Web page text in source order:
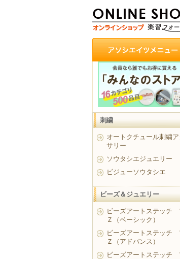
刺繍
オートクチュール刺繍ア
サリー
ソウタシエジュエリー
ビジューソウタシエ
ビーズ＆ジュエリー
ビーズアートステッチ
Ｚ（ベーシック）
ビーズアートステッチ
Ｚ（アドバンス）
ビーズアートステッチ